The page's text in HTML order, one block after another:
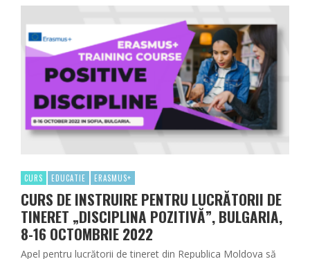
CURS EDUCATIE ERASMUS+
CURS DE INSTRUIRE PENTRU LUCRĂTORII DE
TINERET „DISCIPLINA POZITIVĂ”, BULGARIA,
8-16 OCTOMBRIE 2022
Apel pentru lucrătorii de tineret din Republica Moldova să